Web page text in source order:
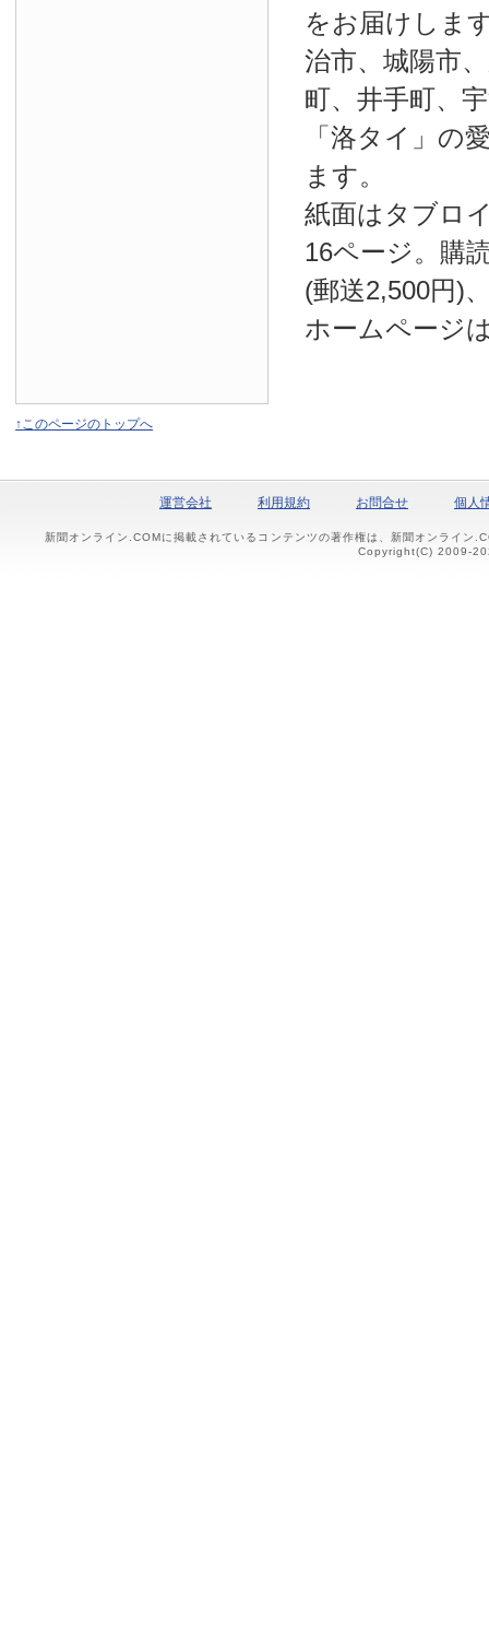
をお届けしま
治市、城陽市
町、井手町、
「洛タイ」の
ます。
紙面はタブロ
16ページ。購
(郵送2,500円)
ホームページ
↑このページのトップへ
運営会社 利用規約 お問合せ 個人
新聞オンライン.COMに掲載されているコンテンツの著作権は、新聞オンライン
Copyright(C) 2009-